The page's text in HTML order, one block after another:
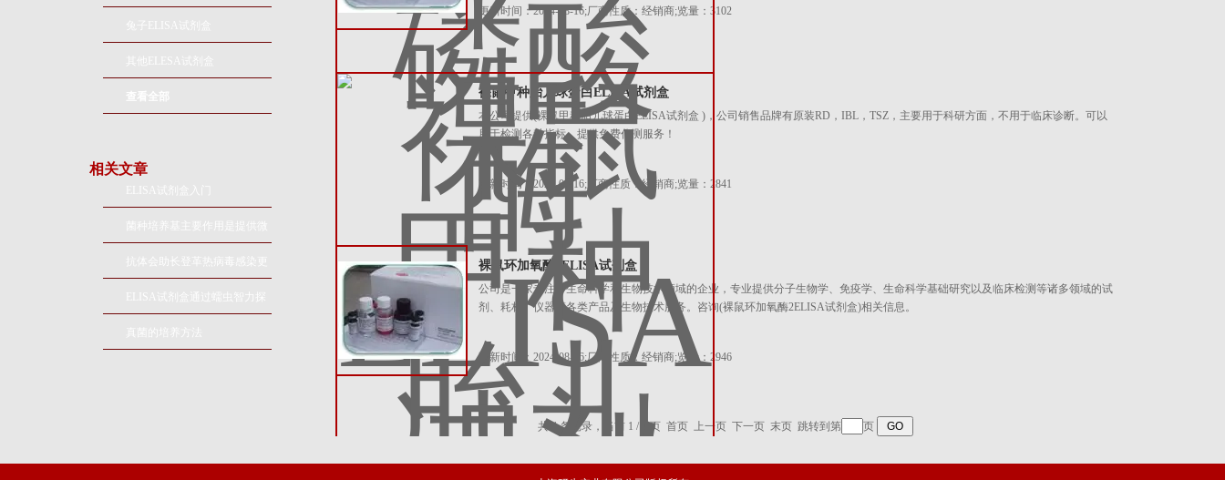
查看全部
相关文章
生物生长所需的营养物质和生
抗体会助长登革热病毒感染更
ELISA试剂盒通过蠕虫智力探
更新时间：2024-08-16;厂商性质：经销商;览量：3102
裸鼠甲种胎儿球蛋白ELISA试剂盒
本公司提供(裸鼠甲种胎儿球蛋白ELISA试剂盒 )，公司销售品牌有原装RD，IBL，TSZ，主要用于科研方面，不用于临床诊断。可以
用于检测各种指标，提供免费代测服务！
更新时间：2024-08-16;厂商性质：经销商;览量：2841
裸鼠环加氧酶2ELISA试剂盒
公司是一家专注于生命科学和生物技术领域的企业，专业提供分子生物学、免疫学、生命科学基础研究以及临床检测等诸多领域的试
剂、耗材、仪器等各类产品及生物技术服务。咨询(裸鼠环加氧酶2ELISA试剂盒)相关信息。
更新时间：2024-08-16;厂商性质：经销商;览量：2946
共 4 条记录，当前 1 / 1 页 首页 上一页 下一页 末页 跳转到第 页